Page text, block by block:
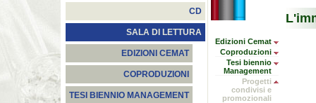
CD
SALA DI LETTURA
EDIZIONI CEMAT
COPRODUZIONI
TESI BIENNIO MANAGEMENT
Edizioni Cemat
Coproduzioni
Tesi biennio
Management
Progetti
condivisi e
promozionali